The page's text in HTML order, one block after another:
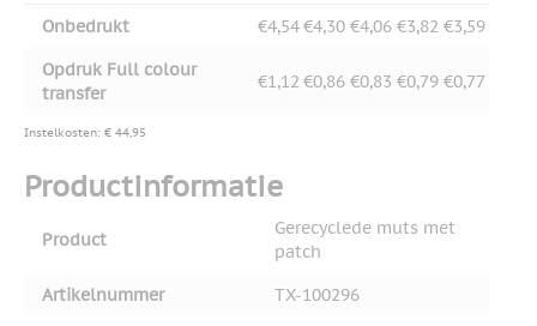
Onbedrukt €4,54€4,30 €4,06 €3,82 €3,59
Opdruk Full colour
transfer
€1,12 €0,86 €0,83 €0,79 €0,77
Instelkosten: € 44,95
Productinformatie
Product
Gerecyclede muts met
patch
Artikelnummer
TX-100296